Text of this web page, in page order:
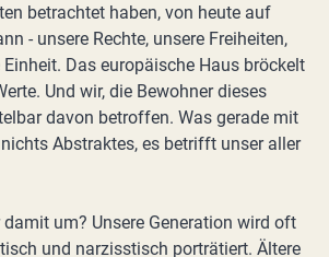
betrachtet haben, von heute auf
- unsere Rechte, unsere Freiheiten,
Das europäische Haus bröckelt
Und wir, die Bewohner dieses
davon betroffen. Was gerade mit
Abstraktes, es betrifft unser aller
um? Unsere Generation wird oft
und narzisstisch porträtiert. Ältere